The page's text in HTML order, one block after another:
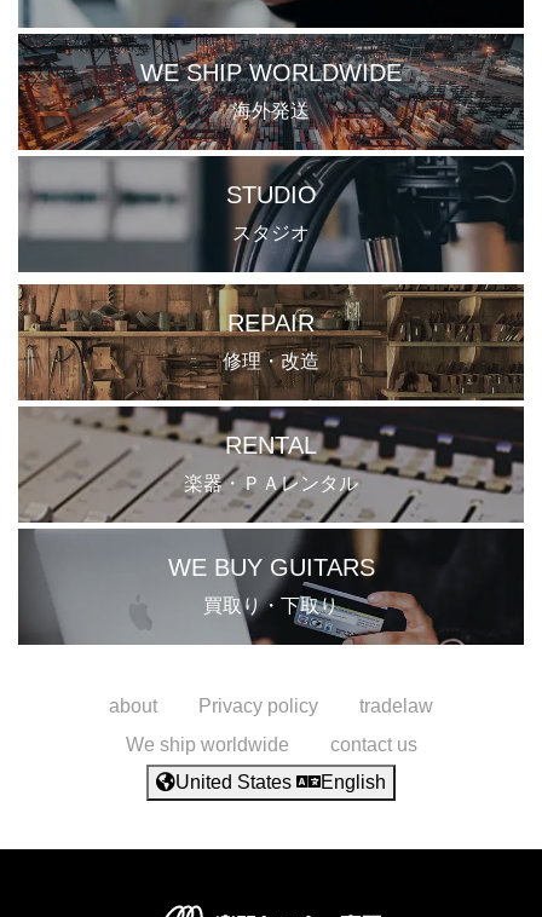
WE SHIP WORLDWIDE
海外発送
STUDIO
スタジオ
REPAIR
修理・改造
RENTAL
楽器・ＰＡレンタル
WE BUY GUITARS
買取り・下取り
about Privacy policy
tradelaw
We ship worldwide
contact us
United States
English